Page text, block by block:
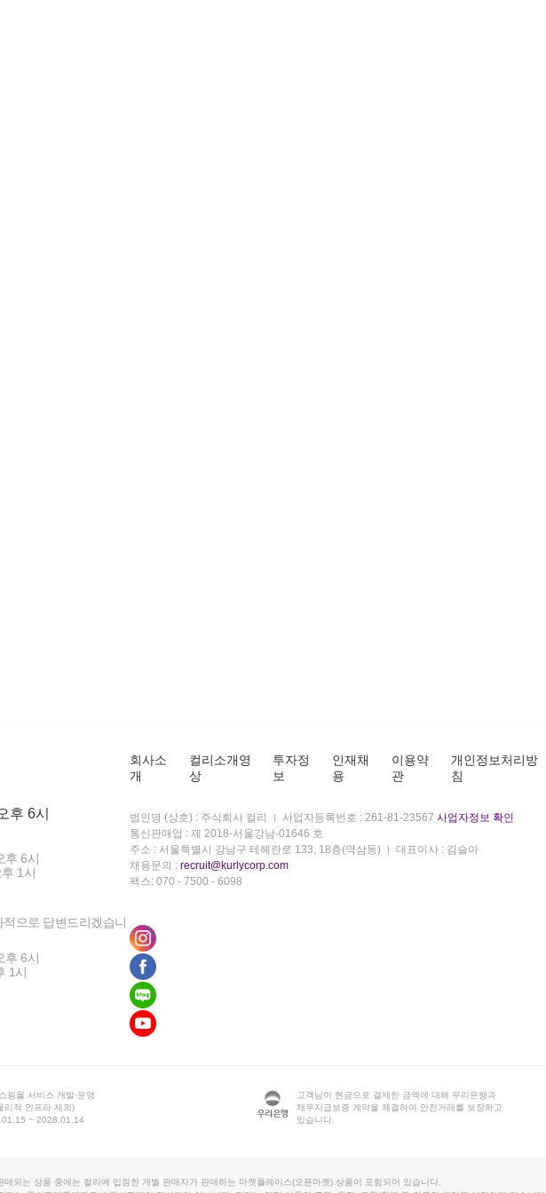
후 6시
후 6시
1시
으로 답변드리겠습니
후 6시
1시
회사소
개
컬리소개영
상
투자정
보
인재채
용
이용약
관
개인정보처리방
침
법인명 (상호) : 주식회사 컬리 사업자등록번호 : 261-81-23567 사업자정보 확인
통신판매업 : 제 2018-서울강남-01646 호
주소 : 서울특별시 강남구 테헤란로 133, 18층(역삼동)
대표이사 : 김슬아
채용문의 : recruit@kurlycorp.com
팩스: 070 - 7500 - 6098
핑몰 서비스 개발·운영
리적 인프라 제외)
~ 2028.01.14
고객님이 현금으로 결제한 금액에 대해 우리은행과
채무지급보증 계약을 체결하여 안전거래를 보장하고
있습니다.
매되는 상품 중에는 컬리에 입점한 개별 판매자가 판매하는 마켓플레이스(오픈마켓) 상품이 포함되어 있습니다.